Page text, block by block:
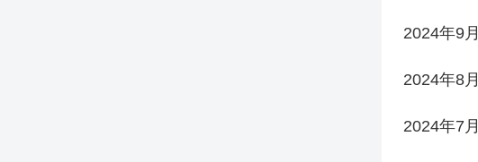
2024年9月
2024年8月
2024年7月